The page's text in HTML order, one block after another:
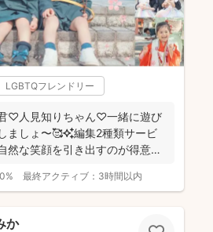
LGBTQフレンドリー
♡人見知りちゃん♡一緒に遊び
ましょ〜🥰✨編集2種類サービ
然な笑顔を引き出すのが得意な
最終アクティブ： 3時間以内
か